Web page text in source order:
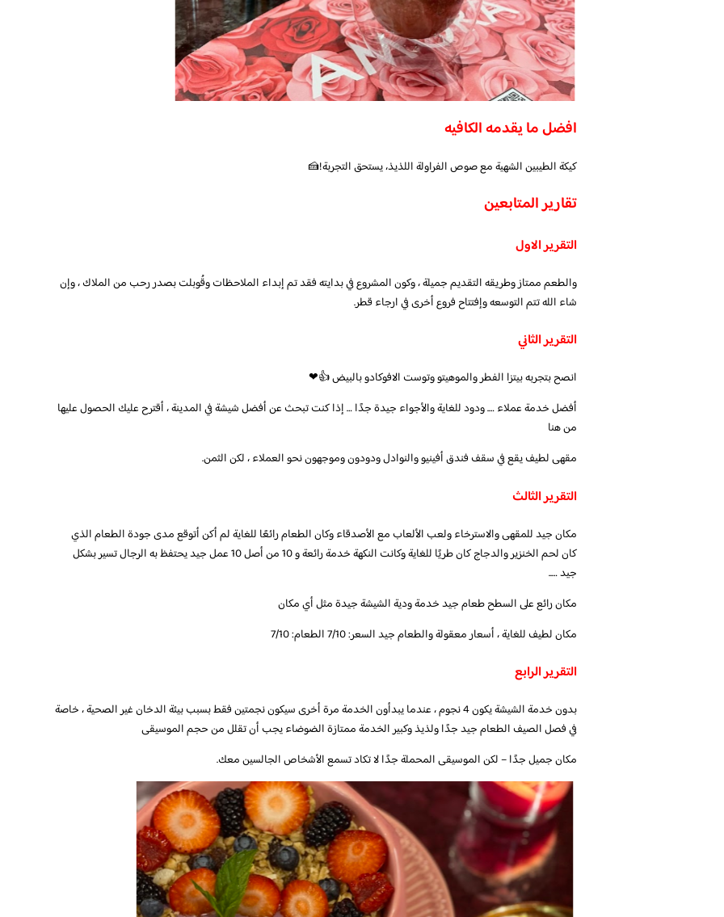
افضل ما يقدمه الكافيه
كيكة الطيبين الشهية مع صوص الفراولة اللذيذ، يستحق التجربة!🍰
تقارير المتابعين
التقرير الاول
والطعم ممتاز وطريقه التقديم جميلة ، وكون المشروع في بدايته فقد تم إبداء الملاحظات وقُوبلت بصدر رحب من الملاك ، وإن
شاء الله تتم التوسعه وإفتتاح فروع أخرى في ارجاء قطر.
التقرير الثاني
انصح بتجربه بيتزا الفطر والموهيتو وتوست الافوكادو بالبيض 👍❤
أفضل خدمة عملاء …. ودود للغاية والأجواء جيدة جدًا … إذا كنت تبحث عن أفضل شيشة في المدينة ، أقترح عليك الحصول عليها
من هنا
مقهى لطيف يقع في سقف فندق أفينيو والنوادل ودودون وموجهون نحو العملاء ، لكن الثمن.
التقرير الثالث
مكان جيد للمقهى والاسترخاء ولعب الألعاب مع الأصدقاء وكان الطعام رائعًا للغاية لم أكن أتوقع مدى جودة الطعام الذي
كان لحم الخنزير والدجاج كان طريًا للغاية وكانت النكهة خدمة رائعة و 10 من أصل 10 عمل جيد يحتفظ به الرجال تسير بشكل
جيد …..
مكان رائع على السطح طعام جيد خدمة ودية الشيشة جيدة مثل أي مكان
مكان لطيف للغاية ، أسعار معقولة والطعام جيد السعر: 7/10 الطعام: 7/10
التقرير الرابع
بدون خدمة الشيشة يكون 4 نجوم ، عندما يبدأون الخدمة مرة أخرى سيكون نجمتين فقط بسبب بيئة الدخان غير الصحية ، خاصة
في فصل الصيف الطعام جيد جدًا ولذيذ وكبير الخدمة ممتازة الضوضاء يجب أن تقلل من حجم الموسيقى
مكان جميل جدًا – لكن الموسيقى المحملة جدًا لا تكاد تسمع الأشخاص الجالسين معك.